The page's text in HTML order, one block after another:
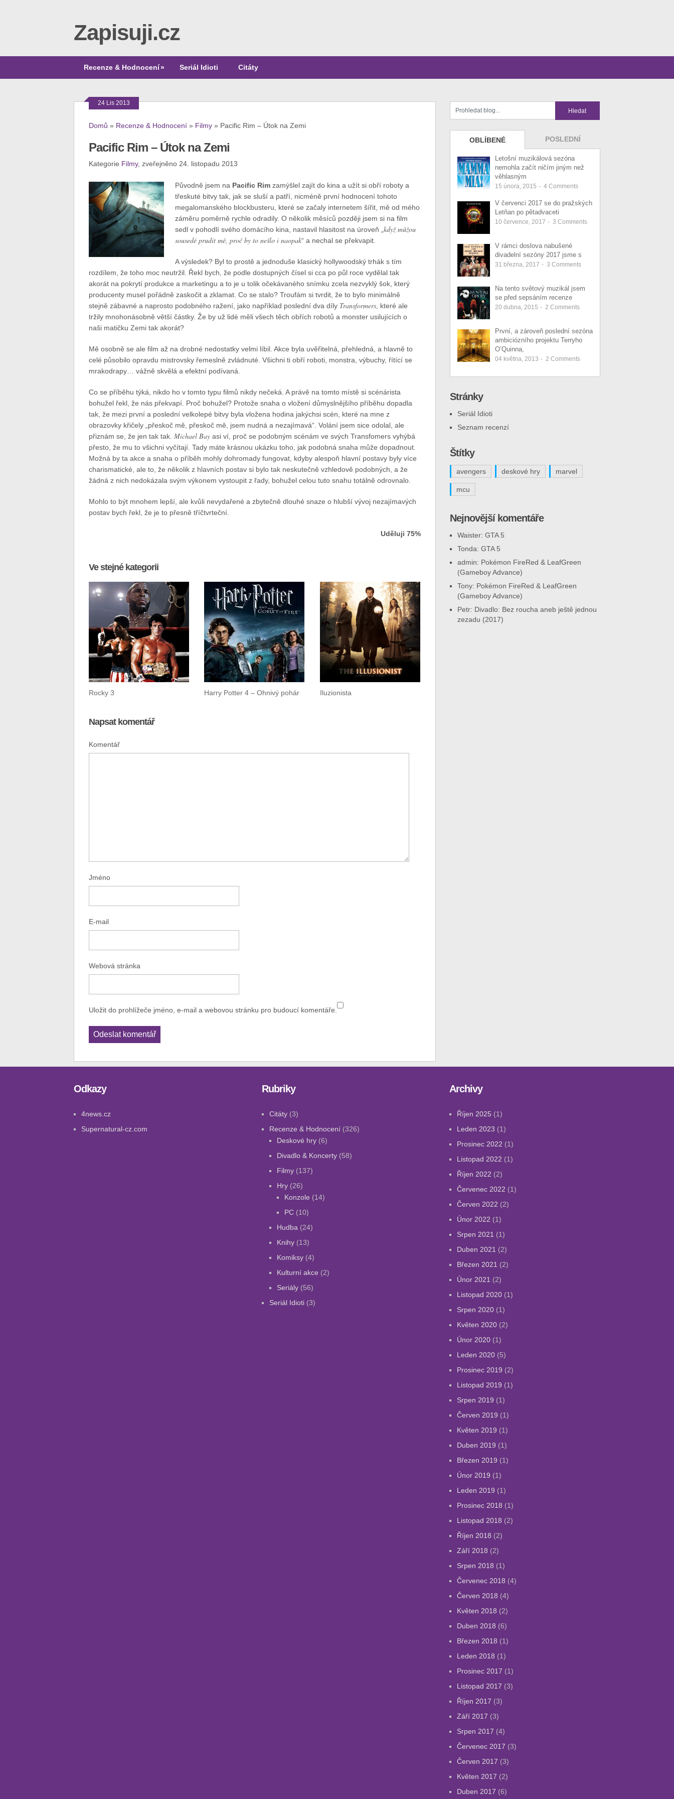
Zapisuji.cz
Recenze & Hodnocení» Seriál Idioti Citáty
24 Lis 2013
Domů » Recenze & Hodnocení» Filmy» Pacific Rim – Útok na Zemi
Pacific Rim – Útok na Zemi
Kategorie Filmy, zveřejněno 24. listopadu 2013
Původně jsem na Pacific Rim zamýšlel zajít do kina a užít si obří roboty a
třeskuté bitvy tak, jak se sluší a patří, nicméně první hodnocení tohoto
megalomanského blockbusteru, které se začaly internetem šířit, mě od mého
záměru poměrně rychle odradily. O několik měsíců později jsem si na film
sedl v pohodlí svého domácího kina, nastavil hlasitost na úroveň „ když můžou
sousedé prudit mě, proč by to nešlo i naopak“ a nechal se překvapit.
A výsledek? Byl to prostě a jednoduše klasický hollywoodský trhák s tím
rozdílem, že toho moc neutržil. Řekl bych, že podle dostupných čísel si cca po půl roce vydělal tak
akorát na pokrytí produkce a marketingu a to je u tolik očekávaného snímku zcela nezvyklý šok, který
producenty musel pořádně zaskočit a zklamat. Co se stalo? Troufám si tvrdit, že to bylo minimálně
stejně zábavné a naprosto podobného ražení, jako například poslední dva díly Transformers, které ale
tržily mnohonásobně větší částky. Že by už lidé měli všech těch obřích robotů a monster usilujících o
naši matičku Zemi tak akorát?
Mě osobně se ale film až na drobné nedostatky velmi líbil. Akce byla uvěřitelná, přehledná, a hlavně to
celé působilo opravdu mistrovsky řemeslně zvládnuté. Všichni ti obří roboti, monstra, výbuchy, řítící se
mrakodrapy… vážně skvělá a efektní podívaná.
Co se příběhu týká, nikdo ho v tomto typu filmů nikdy nečeká. A právě na tomto místě si scénárista
bohužel řekl, že nás překvapí. Proč bohužel? Protože snaha o vložení důmyslnějšího příběhu dopadla
tak, že mezi první a poslední velkolepé bitvy byla vložena hodina jakýchsi scén, které na mne z
obrazovky křičely „přeskoč mě, přeskoč mě, jsem nudná a nezajímavá“. Volání jsem sice odolal, ale
přiznám se, že jen tak tak. Michael Bayasi ví, proč se podobným scénám ve svých Transfomers vyhýbá
přesto, že mu to všichni vyčítají. Tady máte krásnou ukázku toho, jak podobná snaha může dopadnout.
Možná by ta akce a snaha o příběh mohly dohromady fungovat, kdyby alespoň hlavní postavy byly více
charismatické, ale to, že několik z hlavních postav si bylo tak neskutečně vzhledově podobných, a že
žádná z nich nedokázala svým výkonem vystoupit z řady, bohužel celou tuto snahu totálně odrovnalo.
Mohlo to být mnohem lepší, ale kvůli nevydařené a zbytečně dlouhé snaze o hlubší vývoj nezajímavých
postav bych řekl, že je to přesně tříčtvrteční.
Uděluji 75%
Ve stejné kategorii
Rocky 3 Harry Potter 4 – Ohnivý pohár Iluzionista
Napsat komentář
Komentář
Jméno
E-mail
Webová stránka
Uložit do prohlížeče jméno, e-mail a webovou stránku pro budoucí komentáře.
OBLÍBENÉ POSLEDNÍ
Letošní muzikálová sezóna
nemohla začít ničím jiným než
věhlasným
15 února, 2015 - 4 Comments
V červenci 2017 se do pražských
Letňan po pětadvaceti
10 července, 2017 - 3 Comments
V rámci doslova nabušené
divadelní sezóny 2017 jsme s
31 března, 2017 - 3 Comments
Na tento světový muzikál jsem
se před sepsáním recenze
20 dubna, 2015 - 2 Comments
První, a zároveň poslední sezóna
ambiciózního projektu Terryho
O’Quinna,
04 května, 2013 - 2 Comments
Stránky
Seriál Idioti
Seznam recenzí
Štítky
avengers deskové hry marvel
mcu
Nejnovější komentáře
Waister: GTA 5
Tonda: GTA 5
admin: Pokémon FireRed & LeafGreen
(Gameboy Advance)
Tony: Pokémon FireRed & LeafGreen
(Gameboy Advance)
Petr: Divadlo: Bez roucha aneb ještě jednou
zezadu (2017)
Odkazy
4news.cz
Supernatural-cz.com
Rubriky
Citáty(3)
Recenze & Hodnocení(326)
Deskové hry(6)
Divadlo & Koncerty(58)
Filmy(137)
Hry(26)
Konzole (14)
PC(10)
Hudba (24)
Knihy(13)
Komiksy(4)
Kulturní akce (2)
Seriály(56)
Seriál Idioti(3)
Archivy
Říjen 2025 (1)
Leden 2023 (1)
Prosinec 2022 (1)
Listopad 2022 (1)
Říjen 2022 (2)
Červenec 2022 (1)
Červen 2022 (2)
Únor 2022 (1)
Srpen 2021 (1)
Duben 2021 (2)
Březen 2021 (2)
Únor 2021 (2)
Listopad 2020 (1)
Srpen 2020 (1)
Květen 2020 (2)
Únor 2020 (1)
Leden 2020 (5)
Prosinec 2019 (2)
Listopad 2019 (1)
Srpen 2019 (1)
Červen 2019 (1)
Květen 2019 (1)
Duben 2019 (1)
Březen 2019 (1)
Únor 2019 (1)
Leden 2019 (1)
Prosinec 2018 (1)
Listopad 2018 (2)
Říjen 2018 (2)
Září 2018 (2)
Srpen 2018 (1)
Červenec 2018 (4)
Červen 2018 (4)
Květen 2018 (2)
Duben 2018 (6)
Březen 2018 (1)
Leden 2018 (1)
Prosinec 2017 (1)
Listopad 2017 (3)
Říjen 2017 (3)
Září 2017 (3)
Srpen 2017 (4)
Červenec 2017 (3)
Červen 2017 (3)
Květen 2017 (2)
Duben 2017 (6)